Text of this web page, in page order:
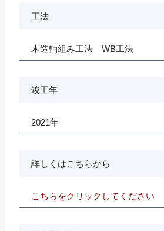
工法
木造軸組み工法 WB工法
竣工年
2021年
詳しくはこちらから
こちらをクリックしてください